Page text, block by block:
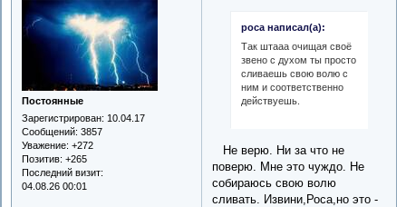
Постоянные
Зарегистрирован: 10.04.17
Сообщений: 3857
Уважение: +272
Позитив: +265
Последний визит:
04.08.26 00:01
роса написал(а):
Так штааа очищая своё
звено с духом ты просто
сливаешь свою волю с
ним и соответственно
действуешь.
Не верю. Ни за что не
поверю. Мне это чуждо. Не
собираюсь свою волю
сливать. Извини,Роса,но это -